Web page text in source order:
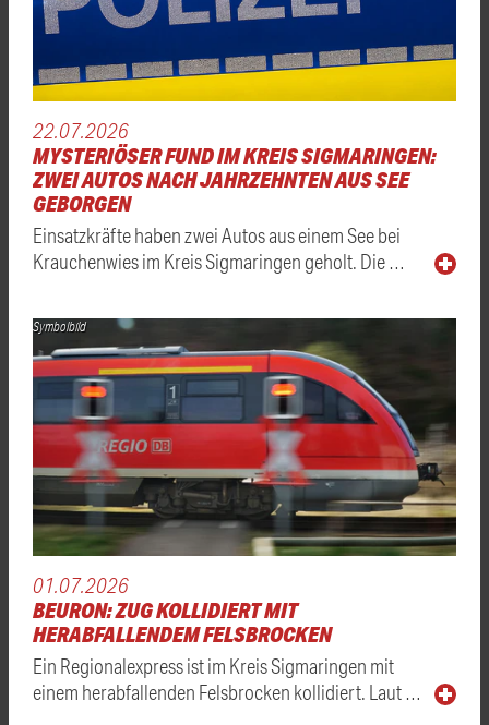
22.07.2026
MYSTERIÖSER FUND IM KREIS SIGMARINGEN:
ZWEI AUTOS NACH JAHRZEHNTEN AUS SEE
GEBORGEN
Einsatzkräfte haben zwei Autos aus einem See bei
Krauchenwies im Kreis Sigmaringen geholt. Die …
Symbolbild
01.07.2026
BEURON: ZUG KOLLIDIERT MIT
HERABFALLENDEM FELSBROCKEN
Ein Regionalexpress ist im Kreis Sigmaringen mit
einem herabfallenden Felsbrocken kollidiert. Laut …